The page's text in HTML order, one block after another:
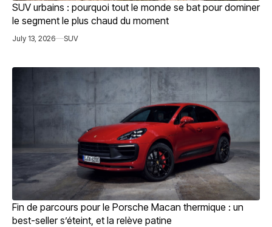
SUV urbains : pourquoi tout le monde se bat pour dominer
le segment le plus chaud du moment
July 13, 2026 SUV
Fin de parcours pour le Porsche Macan thermique : un
best-seller s’éteint, et la relève patine